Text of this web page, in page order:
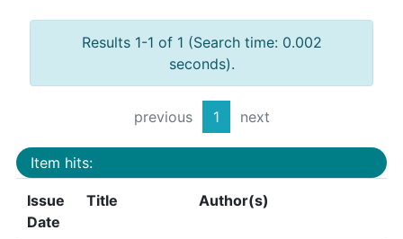
Results 1-1 of 1 (Search time: 0.002
seconds).
previous 1 next
Item hits:
Issue
Date
Title Author(s)